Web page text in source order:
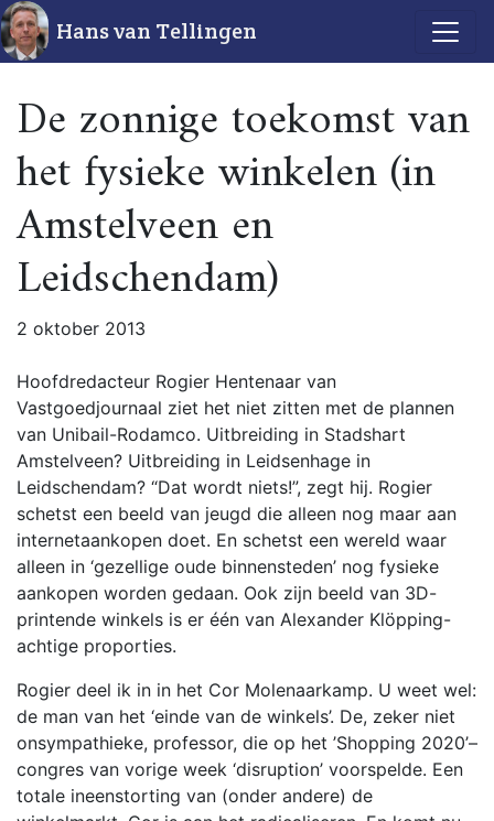
Hans van Tellingen
De zonnige toekomst van
het fysieke winkelen (in
Amstelveen en
Leidschendam)
2 oktober 2013
Hoofdredacteur Rogier Hentenaar van
Vastgoedjournaal ziet het niet zitten met de plannen
van Unibail-Rodamco. Uitbreiding in Stadshart
Amstelveen? Uitbreiding in Leidsenhage in
Leidschendam? “Dat wordt niets!”, zegt hij. Rogier
schetst een beeld van jeugd die alleen nog maar aan
internetaankopen doet. En schetst een wereld waar
alleen in ‘gezellige oude binnensteden’ nog fysieke
aankopen worden gedaan. Ook zijn beeld van 3D-
printende winkels is er één van Alexander Klöpping-
achtige proporties.
Rogier deel ik in in het Cor Molenaarkamp. U weet wel:
de man van het ‘einde van de winkels’. De, zeker niet
onsympathieke, professor, die op het ’Shopping 2020’–
congres van vorige week ‘disruption’ voorspelde. Een
totale ineenstorting van (onder andere) de